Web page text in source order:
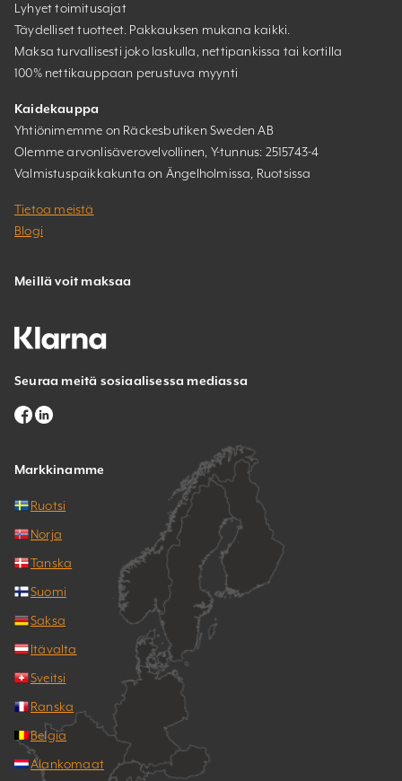
Lyhyet toimitusajat
Täydelliset tuotteet. Pakkauksen mukana kaikki.
Maksa turvallisesti joko laskulla, nettipankissa tai kortilla
100% nettikauppaan perustuva myynti
Kaidekauppa
Yhtiönimemme on Räckesbutiken Sweden AB
Olemme arvonlisäverovelvollinen, Y-tunnus: 2515743-4
Valmistuspaikkakunta on Ängelholmissa, Ruotsissa
Tietoa meistä
Blogi
Meillä voit maksaa
Seuraa meitä sosiaalisessa mediassa
Markkinamme
Ruotsi
Norja
Tanska
Suomi
Saksa
Itävalta
Sveitsi
Ranska
Belgia
Alankomaat